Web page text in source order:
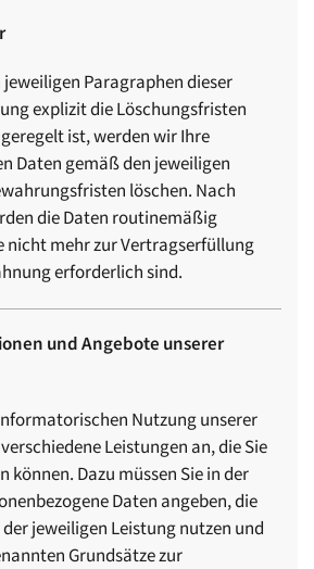
Paragraphen dieser
explizit die Löschungsfristen
ist, werden wir Ihre
Daten gemäß den jeweiligen
löschen. Nach
die Daten routinemäßig
nicht mehr zur Vertragserfüllung
erforderlich sind.
und Angebote unserer
Nutzung unserer
Leistungen an, die Sie
können. Dazu müssen Sie in der
Daten angeben, die
jeweiligen Leistung nutzen und
Grundsätze zur